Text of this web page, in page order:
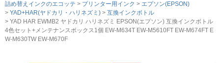
注文履歴 レビュー履歴
はじめての方へ
詰め替えインクのエコッテ プリンター用インク
エプソン(EPSON)
YAD+HAR(ヤドカリ・ハリネズミ)
互換インクボトル
YAD HAR EWMB2 ヤドカリ ハリネズミ EPSON(エプソン) 互換インクボトル
4色セット+メンテナンスボックス1個 EW-M634T EW-M5610FT EW-M674FT E
W-M630TW EW-M670F